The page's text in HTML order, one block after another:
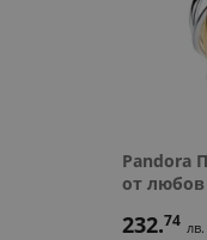
Pandora
от любов
232.74 лв.